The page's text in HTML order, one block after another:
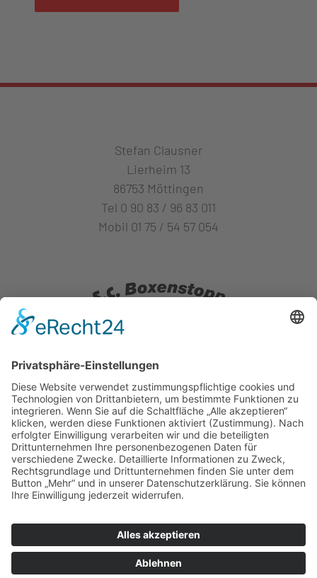
Stefan Clausner
Lierheim 13
86753 Möttingen
Tel 0 90 83 / 96 83 011
Mobil 01 75 / 54 57 054
KFZ-Werkstatt
Reifenservice
HU
info@sc-boxenstopp.de